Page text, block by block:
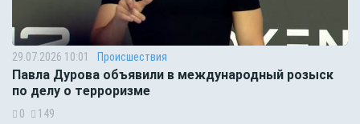
29.07.2026 10:01 Происшествия
Павла Дурова объявили в международный розыск
по делу о терроризме
0 149